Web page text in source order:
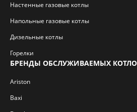
Настенные газовые котлы
Напольные газовые котлы
Дизельные котлы
Горелки
БРЕНДЫ ОБСЛУЖИВАЕМЫХ
Ariston
Baxi